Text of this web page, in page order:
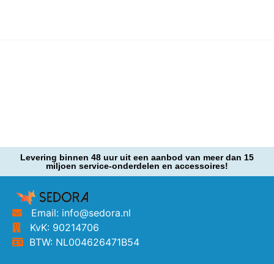
Levering binnen 48 uur uit een aanbod van meer dan 15
miljoen service-onderdelen en accessoires!
Email: info@sedora.nl
KvK: 90214706
BTW: NL004626471B54